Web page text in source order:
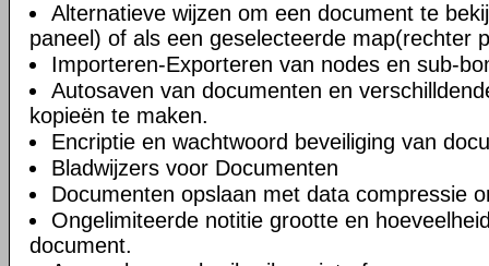
Alternatieve wijzen om een document te
paneel) of als een geselecteerde map(rechter
Importeren-Exporteren van nodes en sub-
Autosaven van documenten en
kopieën te maken.
Encriptie en wachtwoord beveiliging van
Bladwijzers voor Documenten
Documenten opslaan met data compressie
Ongelimiteerde notitie grootte en
document.